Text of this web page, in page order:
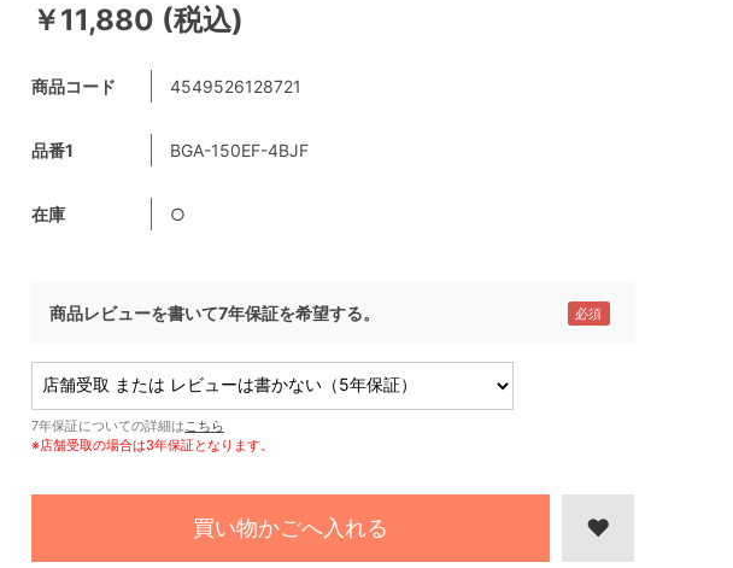
￥11,880 (税込)
商品コード 4549526128721
品番1 BGA-150EF-4BJF
在庫 ○
商品レビューを書いて7年保証を希望する。
7年保証についての詳細はこちら
※店舗受取の場合は3年保証となります。
買い物かごへ入れる